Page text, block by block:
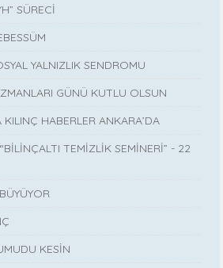
SÜRECİ
YALNIZLIK SENDROMU
GÜNÜ KUTLU OLSUN
HABERLER ANKARA’DA
TEMİZLİK SEMİNERİ” - 22
KESİN